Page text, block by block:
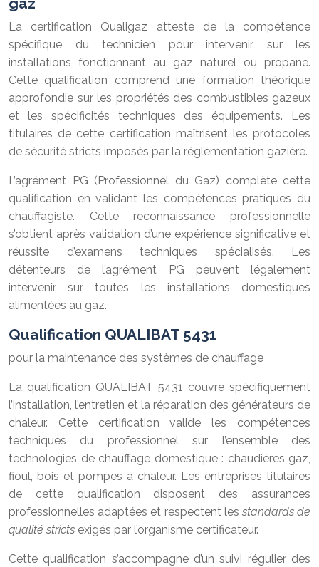
La certification Qualigaz atteste de la compétence
spécifique du technicien pour intervenir sur les
installations fonctionnant au gaz naturel ou propane.
Cette qualification comprend une formation théorique
approfondie sur les propriétés des combustibles gazeux
et les spécificités techniques des équipements. Les
titulaires de cette certification maîtrisent les protocoles
de sécurité stricts imposés par la réglementation gazière.
L’agrément PG (Professionnel du Gaz) complète cette
qualification en validant les compétences pratiques du
chauffagiste. Cette reconnaissance professionnelle
s’obtient après validation d’une expérience significative et
réussite d’examens techniques spécialisés. Les
détenteurs de l’agrément PG peuvent légalement
intervenir sur toutes les installations domestiques
alimentées au gaz.
Qualification QUALIBAT 5431
pour la maintenance des systèmes de chauffage
La qualification QUALIBAT 5431 couvre spécifiquement
l’installation, l’entretien et la réparation des générateurs de
chaleur. Cette certification valide les compétences
techniques du professionnel sur l’ensemble des
technologies de chauffage domestique : chaudières gaz,
fioul, bois et pompes à chaleur. Les entreprises titulaires
de cette qualification disposent des assurances
professionnelles adaptées et respectent les standards de
qualité stricts exigés par l’organisme certificateur.
Cette qualification s’accompagne d’un suivi régulier des